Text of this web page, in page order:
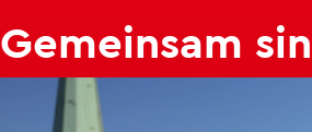
Ge­mein­sam